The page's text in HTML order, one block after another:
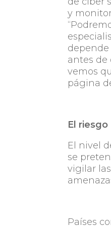
y
depende
antes de
vemos
página
El riesgo
El nivel
se
vigilar
Países